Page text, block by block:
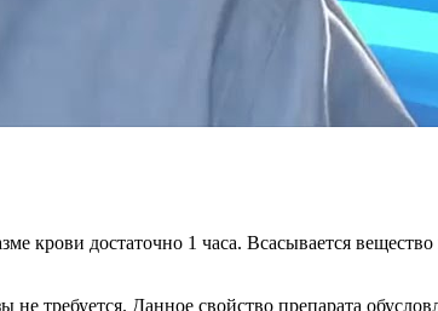
крови достаточно 1 часа. Всасывается
требуется. Данное свойство препарата